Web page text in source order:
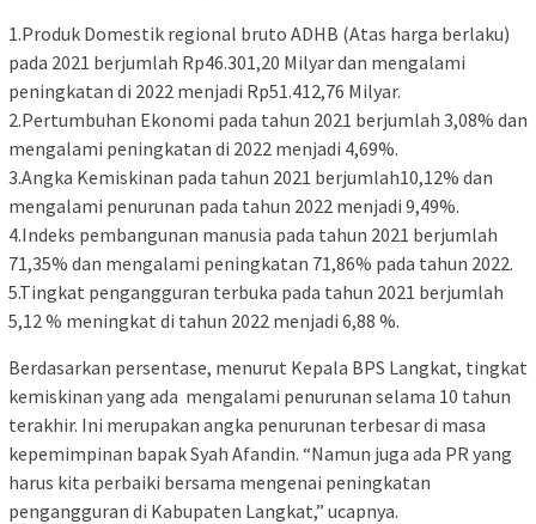
1.Produk Domestik regional bruto ADHB (Atas harga berlaku)
pada 2021 berjumlah Rp46.301,20 Milyar dan mengalami
peningkatan di 2022 menjadi Rp51.412,76 Milyar.
2.Pertumbuhan Ekonomi pada tahun 2021 berjumlah 3,08% dan
mengalami peningkatan di 2022 menjadi 4,69%.
3.Angka Kemiskinan pada tahun 2021 berjumlah10,12% dan
mengalami penurunan pada tahun 2022 menjadi 9,49%.
4.Indeks pembangunan manusia pada tahun 2021 berjumlah
71,35% dan mengalami peningkatan 71,86% pada tahun 2022.
5.Tingkat pengangguran terbuka pada tahun 2021 berjumlah
5,12 % meningkat di tahun 2022 menjadi 6,88 %.
Berdasarkan persentase, menurut Kepala BPS Langkat, tingkat
kemiskinan yang ada mengalami penurunan selama 10 tahun
terakhir. Ini merupakan angka penurunan terbesar di masa
kepemimpinan bapak Syah Afandin. “Namun juga ada PR yang
harus kita perbaiki bersama mengenai peningkatan
pengangguran di Kabupaten Langkat,” ucapnya.